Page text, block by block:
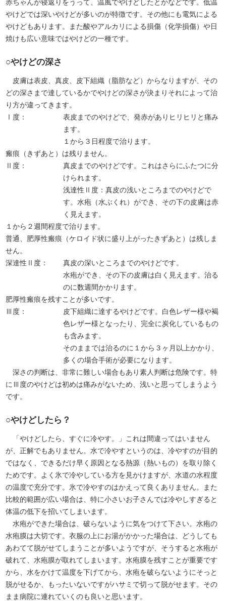
赤ちゃんが寝返りをうって、温風でやけどしたとかなどです。低温
やけどでは深いやけどが多いのが特徴です。その他にも電気による
やけどもあります。また酸やアルカリによる損傷（化学損傷）や日
焼けも広い意味ではやけどの一種です。
○やけどの深さ
皮膚は表皮、真皮、皮下組織（脂肪など）からなりますが、その
どの深さまで達しているかでやけどの深さが決まりそれによって治
り方が違ってきます。
Ⅰ度：
表皮までのやけどで、発赤がありヒリヒリと痛み
ます。
１から３日程度で治ります。
瘢痕（きずあと）は残りません。
Ⅱ度：
真皮までのやけどです。これはさらにふたつに分
けられます。
浅達性Ⅱ度：真皮の浅いところまでのやけどで
す。水疱（水ぶくれ）ができ、その下の皮膚は赤
く見えます。
１から２週間程度で治ります。
普通、肥厚性瘢痕（ケロイド状に盛り上がったきずあと）は残しま
せん。
深達性Ⅱ度：
真皮の深いところまでのやけどです。
水疱ができ、その下の皮膚は白く見えます。治る
のに数週間かかります。
肥厚性瘢痕を残すことが多いです。
Ⅲ度：
皮下組織に達するやけどです。白色レザー様や褐
色レザー様となったり、完全に炭化しているもの
も含みます。
そのままでは治るのに１から３ヶ月以上かかり、
多くの場合手術が必要になります。
深さの判断は、非常に難しい場合もあり素人判断は危険です。特
にⅢ度のやけどは初めは痛みがないため、浅いと思ってしまうよう
です。
○やけどしたら？
「やけどしたら、すぐに冷やす。」これは間違ってはいません
が、正解でもありません。水で冷やすというのは、冷やすのが目的
ではなく、できるだけ早く原因となる熱源（熱いもの）を取り除く
ためです。よく氷で冷やしている方を見かけますが、水道の水程度
の温度で充分です。氷で冷やすのはかえって良くありません。また
比較的範囲が広い場合は、特に小さいお子さんでは冷やしすぎると
体温の低下を招いてしまいます。
水疱ができた場合は、破らないように気をつけて下さい。水疱の
水疱膜は大切です。衣服の上にお湯がかかった場合は、どうしても
あわてて脱がせてしまうことが多いようですが、そうすると水疱が
破れて、水疱膜が取れてしまいます。水疱膜を残すことが重要です
から、水をかけて温度を下げてから、水疱を破らないようにそっと
脱がせるか、もったいないですがハサミで切って脱がせます。その
まま病院に連れていくのも良いと思います。